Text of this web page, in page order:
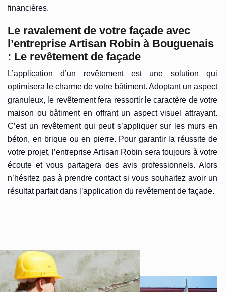
financières.
Le ravalement de votre façade avec
l’entreprise Artisan Robin à Bouguenais
: Le revêtement de façade
L’application d’un revêtement est une solution qui
optimisera le charme de votre bâtiment. Adoptant un aspect
granuleux, le revêtement fera ressortir le caractère de votre
maison ou bâtiment en offrant un aspect visuel attrayant.
C’est un revêtement qui peut s’appliquer sur les murs en
béton, en brique ou en pierre. Pour garantir la réussite de
votre projet, l’entreprise Artisan Robin sera toujours à votre
écoute et vous partagera des avis professionnels. Alors
n’hésitez pas à prendre contact si vous souhaitez avoir un
résultat parfait dans l’application du revêtement de façade.